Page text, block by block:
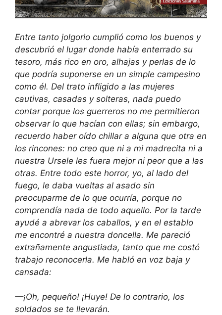
Entre tanto jolgorio cumplió como los buenos y
descubrió el lugar donde había enterrado su
tesoro, más rico en oro, alhajas y perlas de lo
que podría suponerse en un simple campesino
como él. Del trato infligido a las mujeres
cautivas, casadas y solteras, nada puedo
contar porque los guerreros no me permitieron
observar lo que hacían con ellas; sin embargo,
recuerdo haber oído chillar a alguna que otra en
los rincones: no creo que ni a mi madrecita ni a
nuestra Ursele les fuera mejor ni peor que a las
otras. Entre todo este horror, yo, al lado del
fuego, le daba vueltas al asado sin
preocuparme de lo que ocurría, porque no
comprendía nada de todo aquello. Por la tarde
ayudé a abrevar los caballos, y en el establo
me encontré a nuestra doncella. Me pareció
extrañamente angustiada, tanto que me costó
trabajo reconocerla. Me habló en voz baja y
cansada:
—¡Oh, pequeño! ¡Huye! De lo contrario, los
soldados se te llevarán.